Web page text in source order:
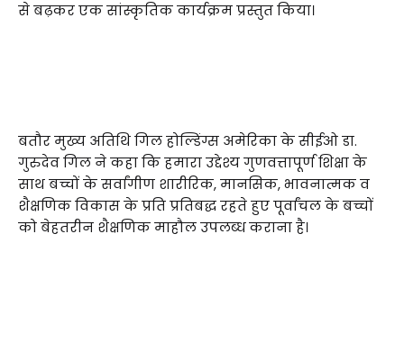
से बढ़कर एक सांस्कृतिक कार्यक्रम प्रस्तुत किया।
बतौर मुख्य अतिथि गिल होल्डिंग्स अमेरिका के सीईओ डा.
गुरुदेव गिल ने कहा कि हमारा उद्देश्य गुणवत्तापूर्ण शिक्षा के
साथ बच्चों के सर्वांगीण शारीरिक, मानसिक, भावनात्मक व
शैक्षणिक विकास के प्रति प्रतिबद्ध रहते हुए पूर्वांचल के बच्चों
को बेहतरीन शैक्षणिक माहौल उपलब्ध कराना है।